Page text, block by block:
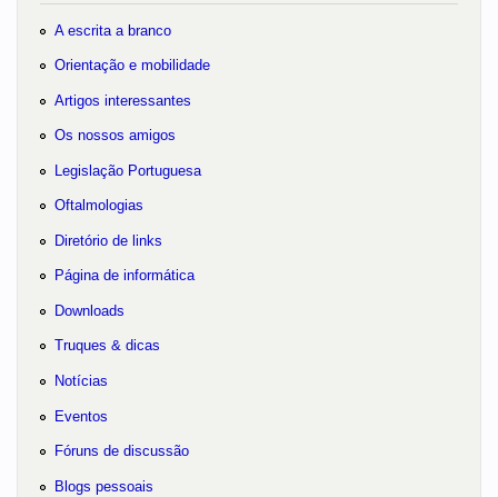
A escrita a branco
Orientação e mobilidade
Artigos interessantes
Os nossos amigos
Legislação Portuguesa
Oftalmologias
Diretório de links
Página de informática
Downloads
Truques & dicas
Notícias
Eventos
Fóruns de discussão
Blogs pessoais